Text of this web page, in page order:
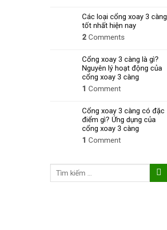
Các loại cổng xoay 3 càng
tốt nhất hiện nay
2 Comments
Cổng xoay 3 càng là gì?
Nguyên lý hoạt động của
cổng xoay 3 càng
1 Comment
Cổng xoay 3 càng có đặc
điểm gì? Ứng dụng của
cổng xoay 3 càng
1 Comment
Tìm